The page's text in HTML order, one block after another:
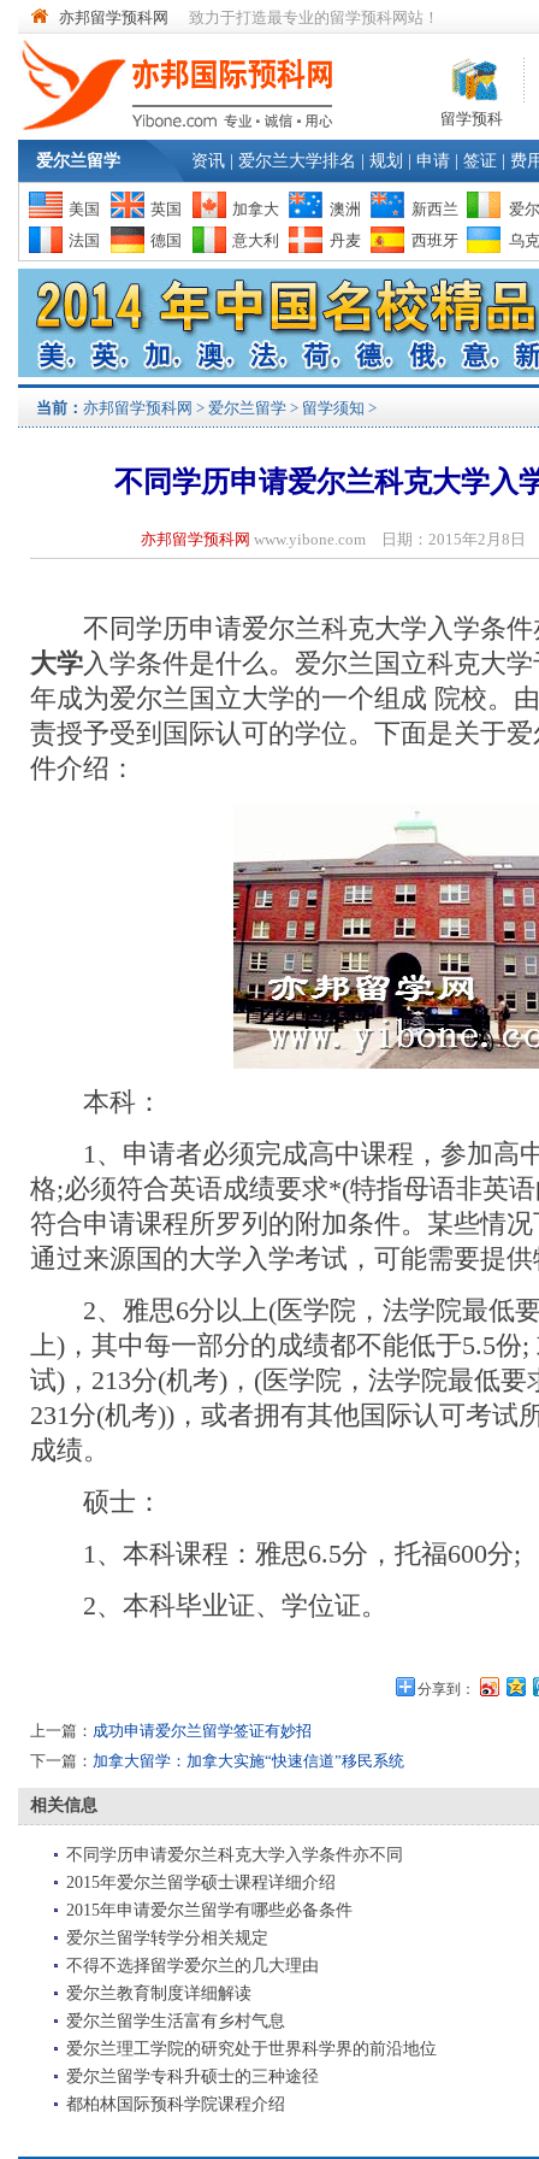
亦邦留学预科网 致力于打造最专业的留学预科网站！
留学预科
爱尔兰留学 资讯 爱尔兰大学排名 规划 申请 签证 费
美国 英国 加拿大 澳洲 新西兰
爱
法国
德国 意大利 丹麦 西班牙 乌
当前： 亦邦留学预科网 > 爱尔兰留学 > 留学须知 >
不同学历申请爱尔兰科克大学入
亦邦留学预科网 www.yibone.com 日期：2015年2月8日
不同学历申请爱尔兰科克大学入学条件
大学入学条件是什么。爱尔兰国立科克大学
年成为爱尔兰国立大学的一个组成 院校。
责授予受到国际认可的学位。下面是关于
件介绍：
本科：
1、申请者必须完成高中课程，参加高
格;必须符合英语成绩要求*(特指母语非英
符合申请课程所罗列的附加条件。某些情
通过来源国的大学入学考试，可能需要提
2、雅思6分以上(医学院，法学院最低要
上)，其中每一部分的成绩都不能低于5.5份;
试)，213分(机考)，(医学院，法学院最低要
231分(机考))，或者拥有其他国际认可考试
成绩。
硕士：
1、本科课程：雅思6.5分，托福600分;
2、本科毕业证、学位证。
分享到：
上一篇： 成功申请爱尔兰留学签证有妙招
下一篇： 加拿大留学：加拿大实施“快速信道”移民系统
相关信息
不同学历申请爱尔兰科克大学入学条件亦不同
2015年爱尔兰留学硕士课程详细介绍
2015年申请爱尔兰留学有哪些必备条件
爱尔兰留学转学分相关规定
不得不选择留学爱尔兰的几大理由
爱尔兰教育制度详细解读
爱尔兰留学生活富有乡村气息
爱尔兰理工学院的研究处于世界科学界的前沿地位
爱尔兰留学专科升硕士的三种途径
都柏林国际预科学院课程介绍